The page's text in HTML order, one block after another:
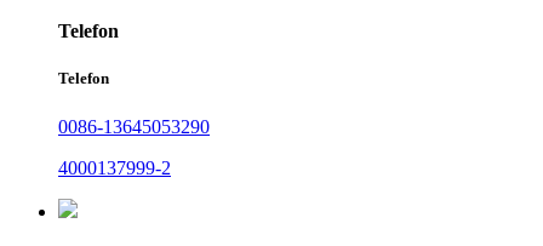
Telefon
Telefon
0086-13645053290
4000137999-2